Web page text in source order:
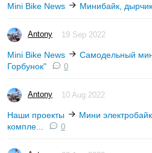
Mini Bike News Минибайк,
Antony 19 Sep 2022
Mini Bike News
Самодельный
Горбунок"
0
Antony 10 Aug 2022
Наши проекты
Мини
компле...
0